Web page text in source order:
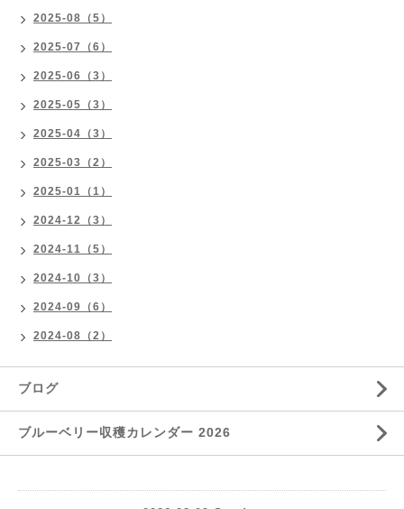
2025-08（5）
2025-07（6）
2025-06（3）
2025-05（3）
2025-04（3）
2025-03（2）
2025-01（1）
2024-12（3）
2024-11（5）
2024-10（3）
2024-09（6）
2024-08（2）
ブログ
ブルーベリー収穫カレンダー 2026